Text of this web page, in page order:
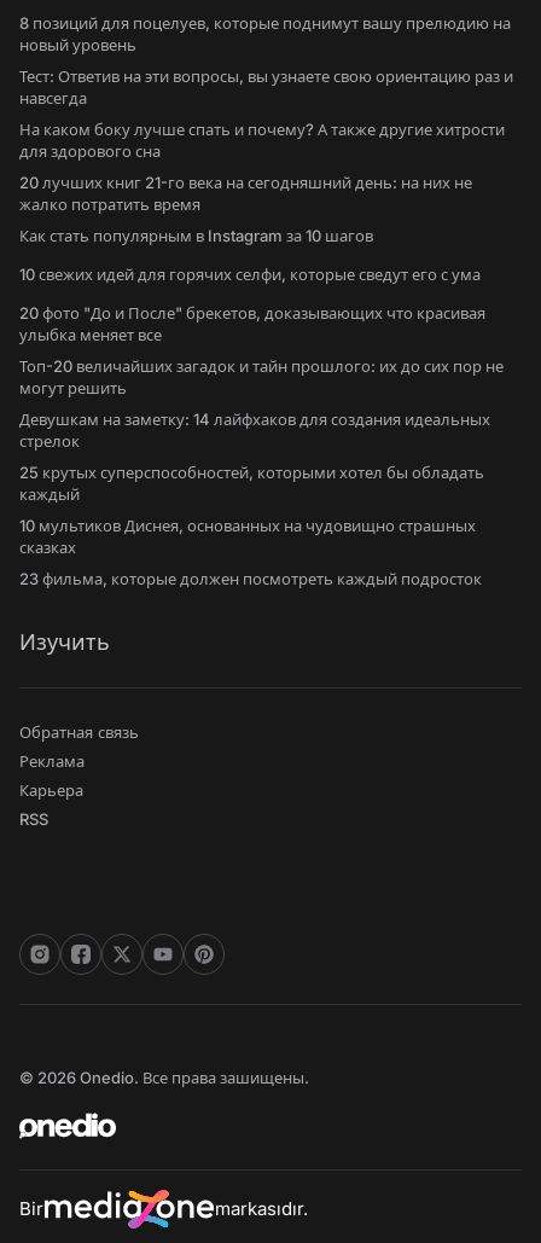
8 позиций для поцелуев, которые поднимут вашу прелюдию на
новый уровень
Тест: Ответив на эти вопросы, вы узнаете свою ориентацию раз и
навсегда
На каком боку лучше спать и почему? А также другие хитрости
для здорового сна
20 лучших книг 21-го века на сегодняшний день: на них не
жалко потратить время
Как стать популярным в Instagram за 10 шагов
10 свежих идей для горячих селфи, которые сведут его с ума
20 фото "До и После" брекетов, доказывающих что красивая
улыбка меняет все
Топ-20 величайших загадок и тайн прошлого: их до сих пор не
могут решить
Девушкам на заметку: 14 лайфхаков для создания идеальных
стрелок
25 крутых суперспособностей, которыми хотел бы обладать
каждый
10 мультиков Диснея, основанных на чудовищно страшных
сказках
23 фильма, которые должен посмотреть каждый подросток
Изучить
Обратная связь
Реклама
Карьера
RSS
© 2026 Onedio. Все права зашищены.
Bir markasıdır.